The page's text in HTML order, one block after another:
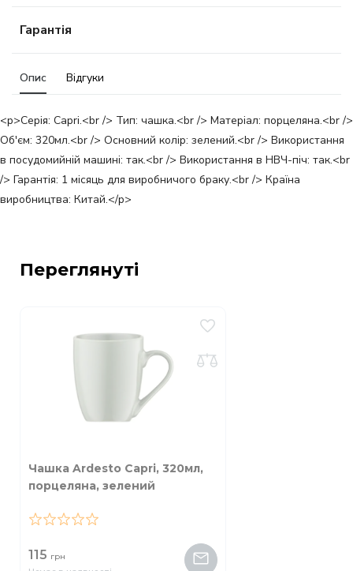
Гарантія
Опис Відгуки
<p>Серія: Capri.<br /> Тип: чашка.<br /> Матеріал: порцеляна.<br />
Об'єм: 320мл.<br /> Основний колір: зелений.<br /> Використання
в посудомийній машині: так.<br /> Використання в НВЧ-піч: так.<br
/> Гарантія: 1 місяць для виробничого браку.<br /> Країна
виробництва: Китай.</p>
Переглянуті
Чашка Ardesto Capri, 320мл,
порцеляна, зелений
115 грн